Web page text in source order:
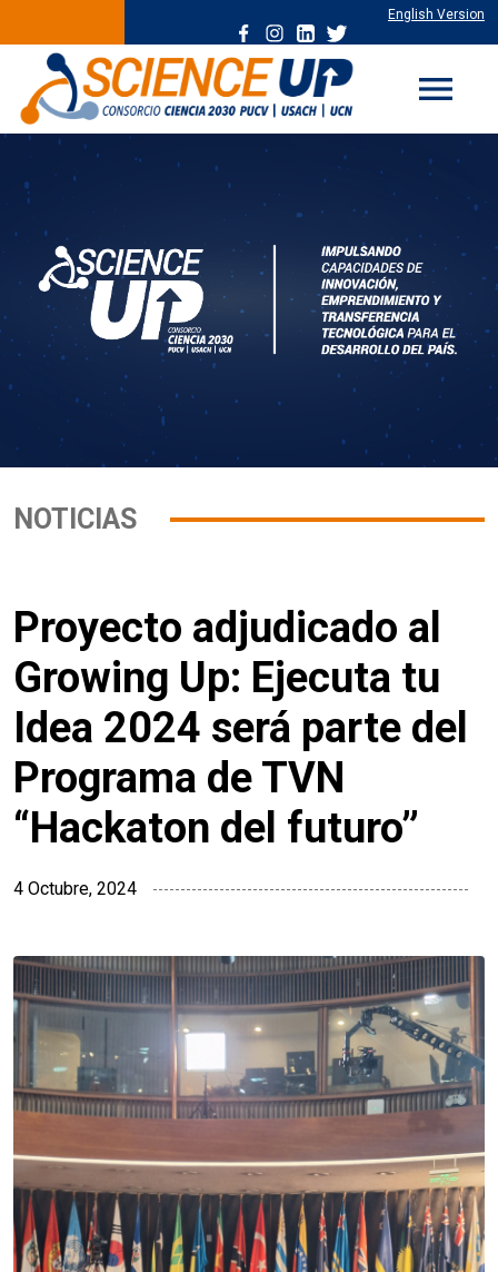
English Version
menu
NOTICIAS
Proyecto adjudicado al
Growing Up: Ejecuta tu
Idea 2024 será parte del
Programa de TVN
“Hackaton del futuro”
4 Octubre, 2024